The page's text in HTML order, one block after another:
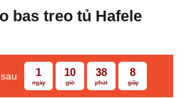
bas treo tủ Hafele
1
ngày
10
giờ
38
phút
7
giây